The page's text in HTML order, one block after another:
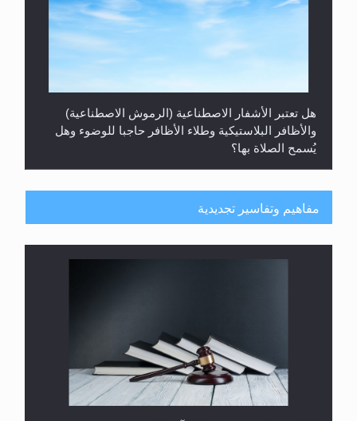
هل تعتبر الأشفار الاصطناعية (الرموش الاصطناعية)
والأظافر البلاستيكية وطلاء الأظافر حاجبا للوضوء وهل
يُسمح الصلاة بها؟
هل يُحسب حول الزكاة وفق السنة الميلادية أو الهجرية؟
مفاهيم وتفاسير تجديدية